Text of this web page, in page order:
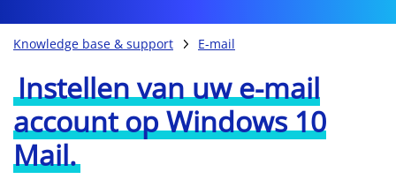
Knowledge base & support E-mail
Instellen van uw e-mail
account op Windows 10
Mail.